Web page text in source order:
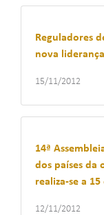
Reguladores
nova
15/11/2012
14ª
dos países da
realiza-se a
12/11/2012